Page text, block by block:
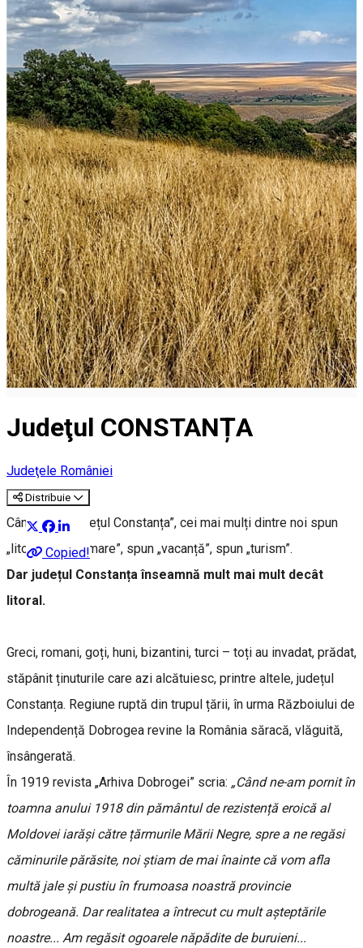
Judeţul CONSTANȚA
Judeţele României
Distribuie
Copied!
Când spun „județul Constanța”, cei mai mulți dintre noi spun
„litoral”, spun “mare”, spun „vacanță”, spun „turism”.
Dar județul Constanța înseamnă mult mai mult decât
litoral.
Greci, romani, goți, huni, bizantini, turci – toți au invadat, prădat,
stăpânit ținuturile care azi alcătuiesc, printre altele, județul
Constanța. Regiune ruptă din trupul țării, în urma Războiului de
Independență Dobrogea revine la România săracă, vlăguită,
însângerată.
În 1919 revista „Arhiva Dobrogei” scria: „Când ne-am pornit în
toamna anului 1918 din pământul de rezistență eroică al
Moldovei iarăși către țărmurile Mării Negre, spre a ne regăsi
căminurile părăsite, noi știam de mai înainte că vom afla
multă jale și pustiu în frumoasa noastră provincie
dobrogeană. Dar realitatea a întrecut cu mult așteptările
noastre... Am regăsit ogoarele năpădite de buruieni...